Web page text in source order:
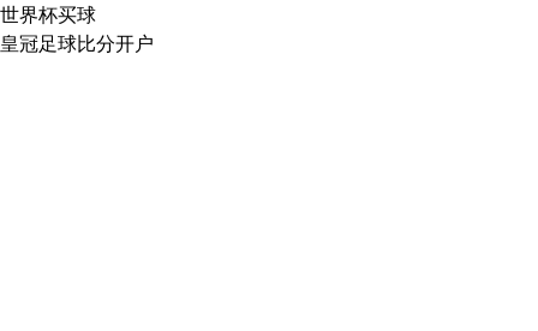
世界杯买球
皇冠足球比分开户